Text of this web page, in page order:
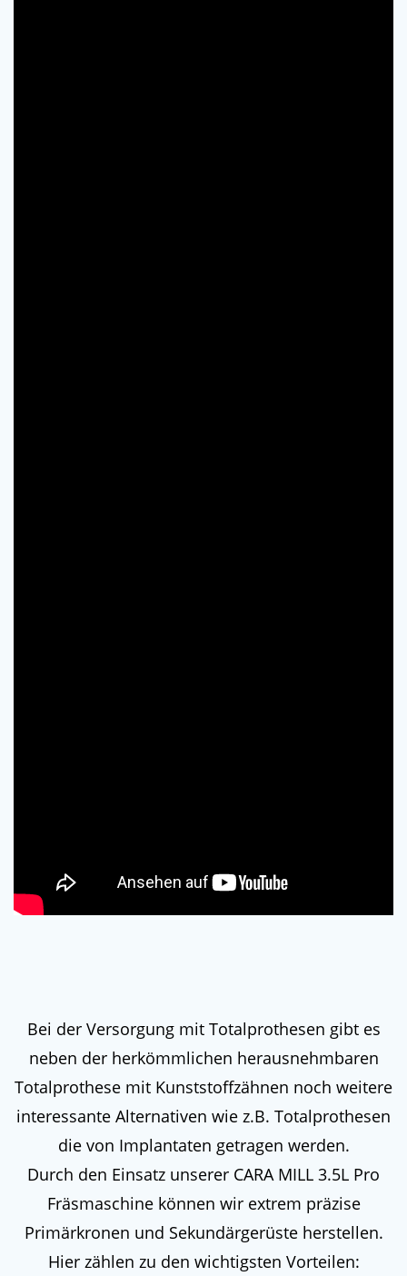
Bei der Versorgung mit Totalprothesen gibt es
neben der herkömmlichen herausnehmbaren
Totalprothese mit Kunststoffzähnen noch weitere
interessante Alternativen wie z.B. Totalprothesen
die von Implantaten getragen werden.
Durch den Einsatz unserer CARA MILL 3.5L Pro
Fräsmaschine können wir extrem präzise
Primärkronen und Sekundärgerüste herstellen.
Hier zählen zu den wichtigsten Vorteilen: